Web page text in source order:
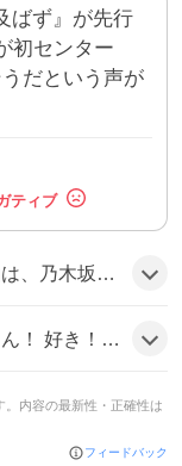
ばず』が先行
初センター
だという声が
配信開始が同時に告知されたことでSNS上で情報が拡散しやすくなったようだ。
！」と比較するコメントも見られ、全体的に新曲への関心が高まっている様子だ。
。内容の最新性・正確性は
フィードバック